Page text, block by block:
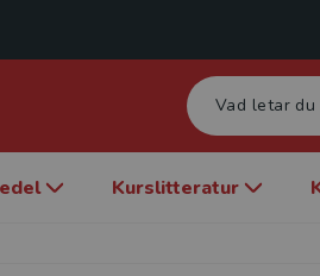
Kurslitteratur